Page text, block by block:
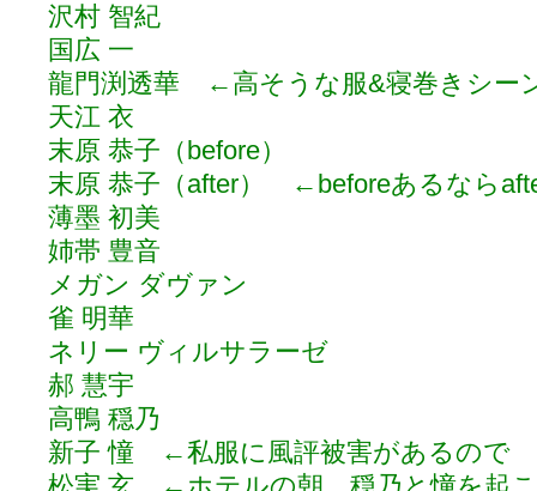
沢村 智紀
国広 一
龍門渕透華 ←高そうな服&寝巻きシー
天江 衣
末原 恭子（before）
末原 恭子（after） ←beforeあるなら
薄墨 初美
姉帯 豊音
メガン ダヴァン
雀 明華
ネリー ヴィルサラーゼ
郝 慧宇
高鴨 穏乃
新子 憧 ←私服に風評被害があるので